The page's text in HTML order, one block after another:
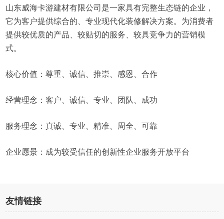
山东威海卡游建材有限公司是一家具有完整生态链的企业，
它为客户提供综合的、专业现代化装修解决方案。为消费者
提供较优质的产品、较贴切的服务、较具竞争力的营销模
式。
核心价值：尊重、诚信、推崇、感恩、合作
经营理念：客户、诚信、专业、团队、成功
服务理念：真诚、专业、精准、周全、可靠
企业愿景：成为较受信任的创新性企业服务开放平台
友情链接